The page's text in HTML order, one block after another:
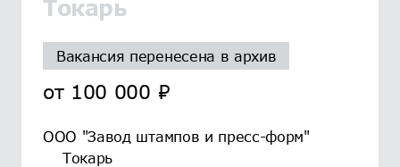
Токарь
Вакансия перенесена в архив
от 100 000 ₽
ООО "Завод штампов и пресс-форм"
Токарь